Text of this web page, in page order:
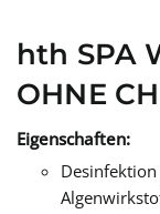
hth SPA
OHNE
Eigenschaften: